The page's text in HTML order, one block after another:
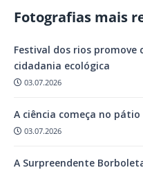
Fotografias mais
Festival dos rios promove
cidadania ecológica
03.07.2026
A ciência começa no pátio
03.07.2026
A Surpreendente